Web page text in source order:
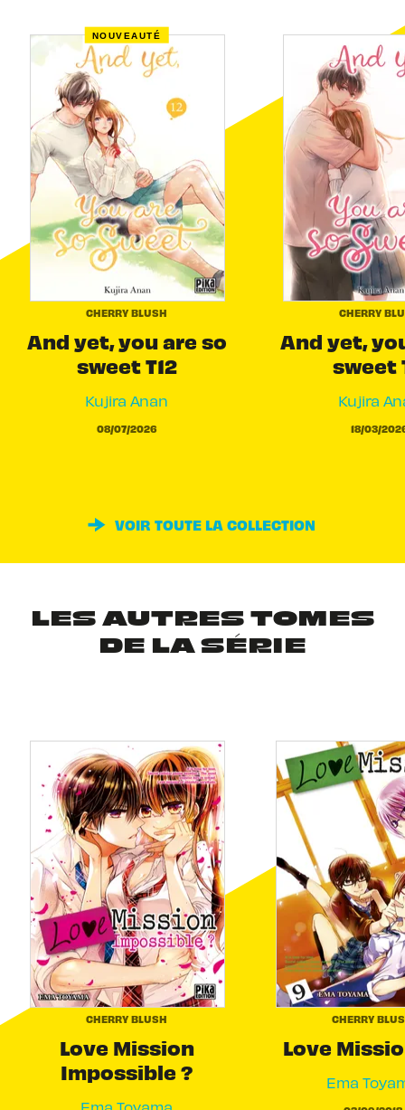
NOUVEAUTÉ
CHERRY BLUSH
And yet, you are so
sweet T12
Kujira Anan
08/07/2026
CHERRY
And yet,
sweet
Kujira
18/03/
VOIR TOUTE LA COLLECTION
LES AUTRES TOMES
DE LA SÉRIE
CHERRY BLUSH
Love Mission
Impossible ?
CHERRY
Love
Ema